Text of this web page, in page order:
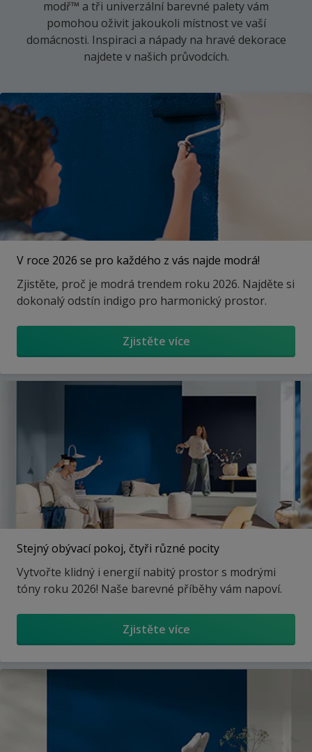
modř™ a tři univerzální barevné palety vám
pomohou oživit jakoukoli místnost ve vaší
domácnosti. Inspiraci a nápady na hravé dekorace
najdete v našich průvodcích.
V roce 2026 se pro každého z vás najde modrá!
Zjistěte, proč je modrá trendem roku 2026. Najděte si
dokonalý odstín indigo pro harmonický prostor.
Zjistěte více
Stejný obývací pokoj, čtyři různé pocity
Vytvořte klidný i energií nabitý prostor s modrými
tóny roku 2026! Naše barevné příběhy vám napoví.
Zjistěte více